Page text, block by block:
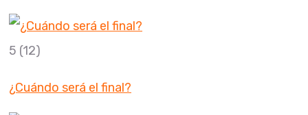
5 (12)
¿Cuándo será el final?